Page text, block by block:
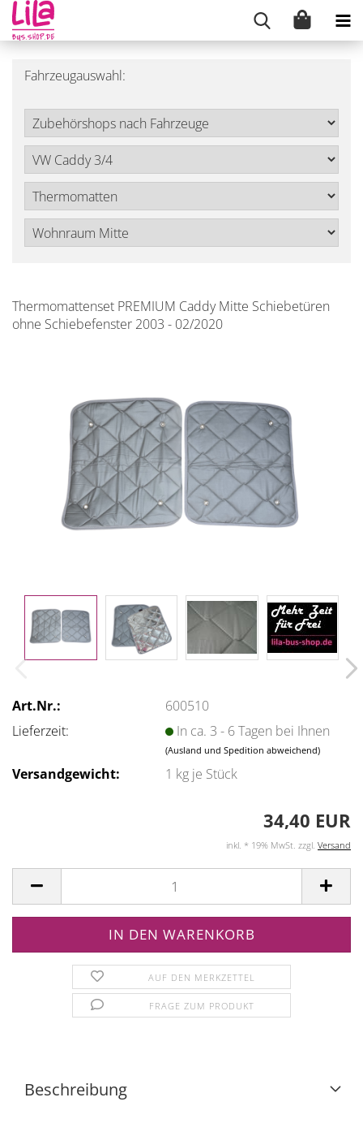
Fahrzeugauswahl:
Thermomattenset PREMIUM Caddy Mitte Schiebetüren
ohne Schiebefenster 2003 - 02/2020
Art.Nr.:
600510
Lieferzeit:
In ca. 3 - 6 Tagen bei Ihnen
(Ausland und Spedition abweichend)
Versandgewicht: 1 kg je Stück
34,40 EUR
inkl. * 19% MwSt. zzgl. Versand
AUF DEN MERKZETTEL
FRAGE ZUM PRODUKT
Beschreibung